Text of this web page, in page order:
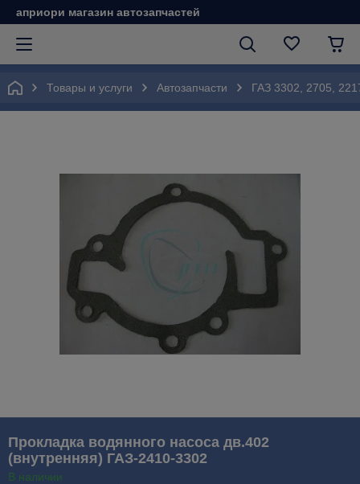
априори магазин автозапчастей
Товары и услуги Автозапчасти ГАЗ 3302, 2705,
Прокладка водянного насоса дв.402
(внутренняя) ГАЗ-2410-3302
В наличии